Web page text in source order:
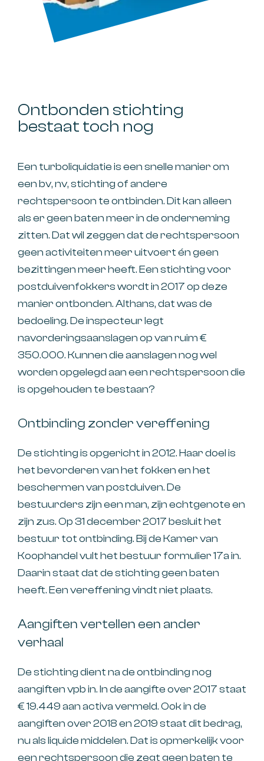
Ontbonden stichting
bestaat toch nog
Een turboliquidatie is een snelle manier om
een bv, nv, stichting of andere
rechtspersoon te ontbinden. Dit kan alleen
als er geen baten meer in de onderneming
zitten. Dat wil zeggen dat de rechtspersoon
geen activiteiten meer uitvoert én geen
bezittingen meer heeft. Een stichting voor
postduivenfokkers wordt in 2017 op deze
manier ontbonden. Althans, dat was de
bedoeling. De inspecteur legt
navorderingsaanslagen op van ruim €
350.000. Kunnen die aanslagen nog wel
worden opgelegd aan een rechtspersoon die
is opgehouden te bestaan?
Ontbinding zonder vereffening
De stichting is opgericht in 2012. Haar doel is
het bevorderen van het fokken en het
beschermen van postduiven. De
bestuurders zijn een man, zijn echtgenote en
zijn zus. Op 31 december 2017 besluit het
bestuur tot ontbinding. Bij de Kamer van
Koophandel vult het bestuur formulier 17a in.
Daarin staat dat de stichting geen baten
heeft. Een vereffening vindt niet plaats.
Aangiften vertellen een ander
verhaal
De stichting dient na de ontbinding nog
aangiften vpb in. In de aangifte over 2017 staat
€ 19.449 aan activa vermeld. Ook in de
aangiften over 2018 en 2019 staat dit bedrag,
nu als liquide middelen. Dat is opmerkelijk voor
een rechtspersoon die zegt geen baten te